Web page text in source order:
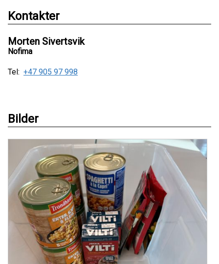
Kontakter
Morten Sivertsvik
Nofima
Tel: +47 905 97 998
Bilder